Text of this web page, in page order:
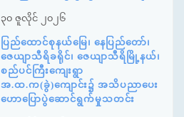
၃၀ ဇူလိုင် ၂၀၂၆
ပြည်ထောင်စုနယ်မြေ၊ နေပြည်တော်၊
ဇေယျာသီရိခရိုင်၊ ဇေယျာသီရိမြို့နယ်၊
စည်ပင်ကြီးကျေးရွာ
အ.ထ.က(ခွဲ)ကျောင်း၌ အသိပညာပေး
ဟောပြောပွဲဆောင်ရွက်မှုသတင်း